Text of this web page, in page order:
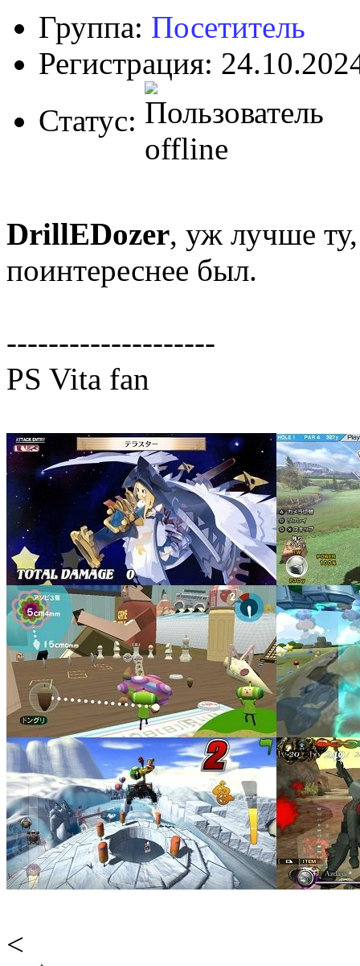
Группа: Посетитель
Регистрация:
Статус:
DrillEDozer, уж лучше
поинтереснее был.
--------------------
PS Vita fan
<